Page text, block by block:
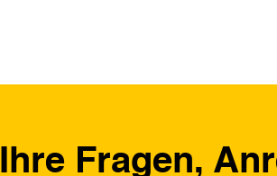
Ihre Fragen,